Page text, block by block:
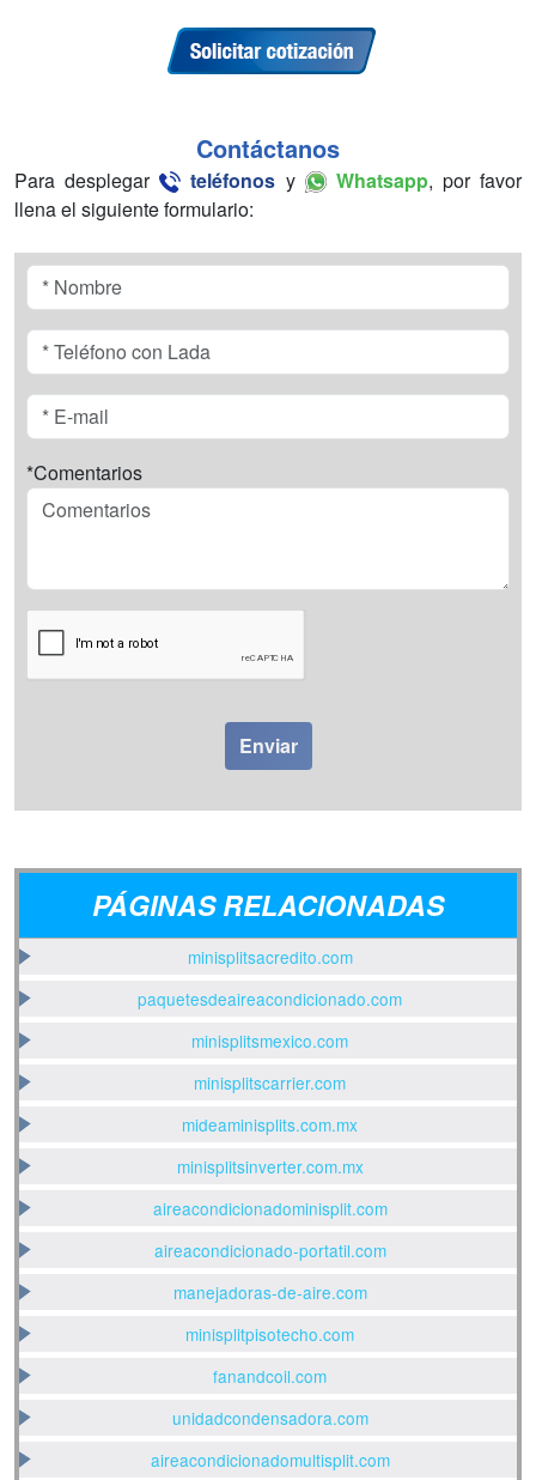
Contáctanos
Para desplegar teléfonos y Whatsapp, por favor
llena el siguiente formulario:
*Comentarios
PÁGINAS RELACIONADAS
minisplitsacredito.com
paquetesdeaireacondicionado.com
minisplitsmexico.com
minisplitscarrier.com
mideaminisplits.com.mx
minisplitsinverter.com.mx
aireacondicionadominisplit.com
aireacondicionado-portatil.com
manejadoras-de-aire.com
minisplitpisotecho.com
fanandcoil.com
unidadcondensadora.com
aireacondicionadomultisplit.com